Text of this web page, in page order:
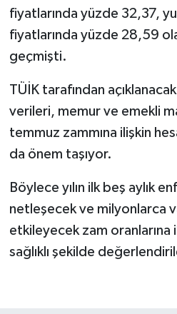
fiyatlarında yüzde 32,37,
fiyatlarında yüzde 28,59
geçmişti.
TÜİK tarafından
verileri, memur ve emekli
temmuz zammına ilişkin
da önem taşıyor.
Böylece yılın ilk beş aylık
netleşecek ve milyonlarca
etkileyecek zam oranlarına
sağlıklı şekilde